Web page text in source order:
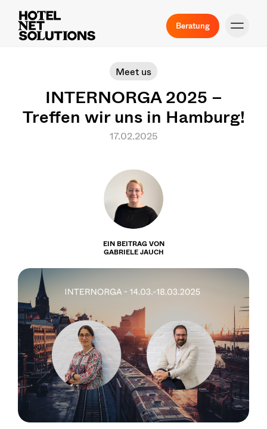
Beratung
Meet us
INTERNORGA 2025 –
Treffen wir uns in Hamburg!
17.02.2025
EIN BEITRAG VON
GABRIELE JAUCH